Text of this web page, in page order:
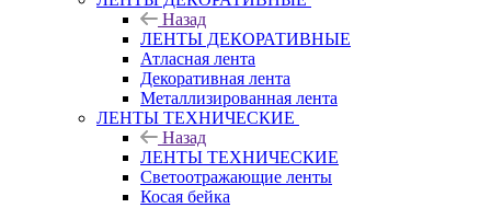
Назад
ЛЕНТЫ ДЕКОРАТИВНЫЕ
Атласная лента
Декоративная лента
Металлизированная лента
ЛЕНТЫ ТЕХНИЧЕСКИЕ
Назад
ЛЕНТЫ ТЕХНИЧЕСКИЕ
Светоотражающие ленты
Косая бейка